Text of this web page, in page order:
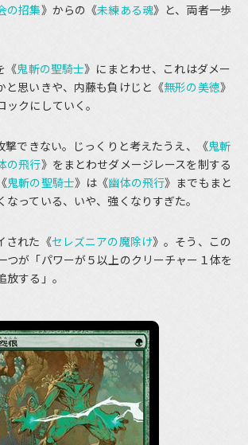
の招集》からの《未練ある魂》と、両者一歩
《鬼斬の聖騎士》にまとわせ、これはダメー
と思いきや、内藤も負けじと《無形の美徳》
クにしていく。
できない。じっくりと考えたうえ、《鬼斬
の飛行》をまとわせダメージレースを制する
鬼斬の聖騎士》は《幽体の飛行》までもまと
なっている、いや、強くなりすぎた。
された《セレズニアの魔除け》。そう、この
つが「パワーが５以上のクリーチャー１体を
する」。